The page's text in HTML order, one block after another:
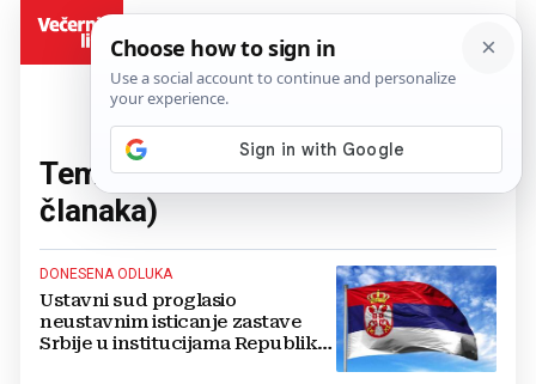
Tema:Ustavni sud BiH(107
članaka)
DONESENA ODLUKA
Ustavni sud proglasio
neustavnim isticanje zastave
Srbije u institucijama Republike